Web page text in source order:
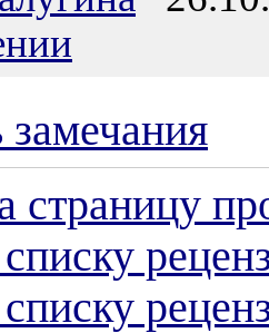
замечания
страницу